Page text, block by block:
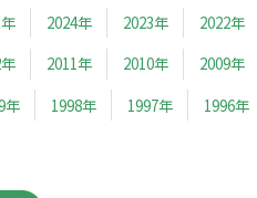
2024年 2023年 2022年
2011年 2010年 2009年
年 1998年 1997年 1996年